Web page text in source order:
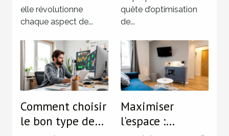
elle révolutionne
chaque aspect de...
quête d’optimisation
de...
Comment choisir
le bon type de
Maximiser
l'espace :